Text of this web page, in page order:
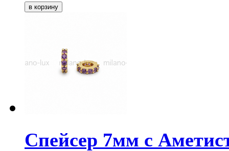
Спейсер 7мм с